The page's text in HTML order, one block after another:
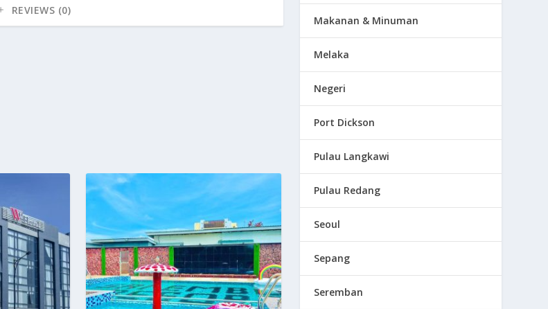
REVIEWS (0)
Makanan & Minuman
Melaka
Negeri
Port Dickson
Pulau Langkawi
Pulau Redang
Seoul
Sepang
Seremban